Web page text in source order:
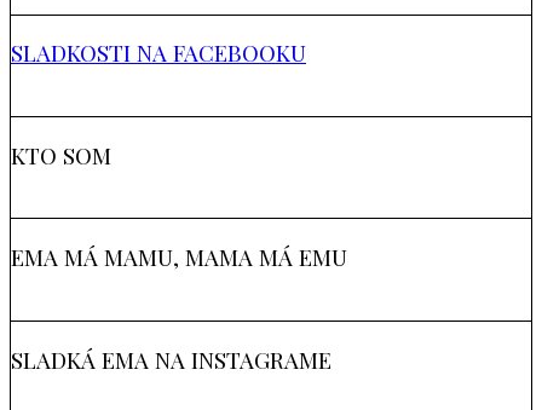
SLADKOSTI NA FACEBOOKU
KTO SOM
EMA MÁ MAMU, MAMA MÁ EMU
SLADKÁ EMA NA INSTAGRAME